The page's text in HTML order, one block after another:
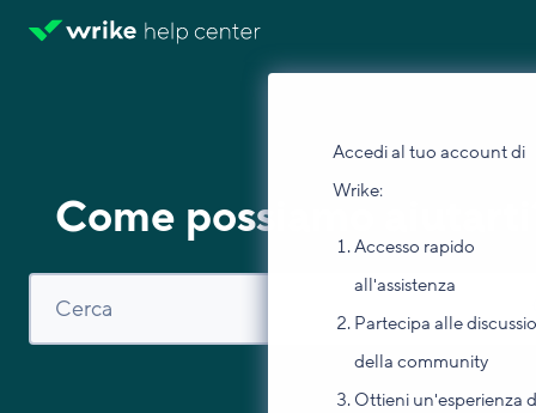
Accedi al tuo account di
Wrike:
Accesso rapido
all'assistenza
Partecipa alle
della community
Ottieni un'esperienza
Come possiamo